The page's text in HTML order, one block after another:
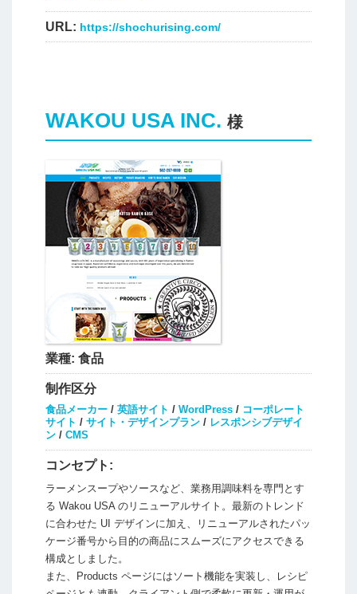
URL: https://shochurising.com/
WAKOU USA INC. 様
業種: 食品
制作区分
食品メーカー/ 英語サイト / WordPress/ コーポレート
サイト / サイト・デザインプラン/ レスポンシブデザイ
ン/ CMS
コンセプト:
ラーメンスープやソースなど、業務用調味料を専門とす
る Wakou USA のリニューアルサイト。最新のトレンド
に合わせた UI デザインに加え、リニューアルされたパッ
ケージ番号から目的の商品にスムーズにアクセスできる
構成としました。
また、Products ページにはソート機能を実装し、レシピ